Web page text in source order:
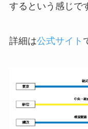
するという感じで
詳細は公式サイト